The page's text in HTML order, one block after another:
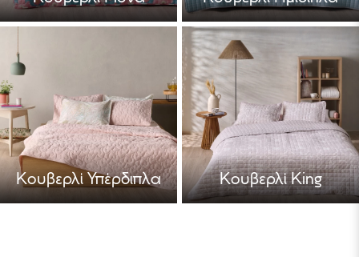
Κουβερλί Υπέρδιπλα Κουβερλί King